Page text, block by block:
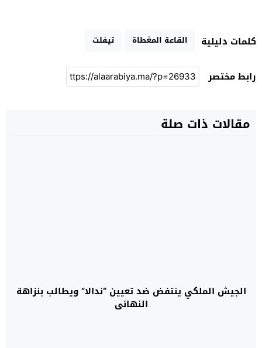
كلمات دليلية القاعة المغطاة تيفلت
رابط مختصر
مقالات ذات صلة
الجيش الملكي ينتفض ضد تعيين “ندالا” ويطالب بنزاهة
النهائي